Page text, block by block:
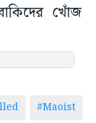
খোঁজ